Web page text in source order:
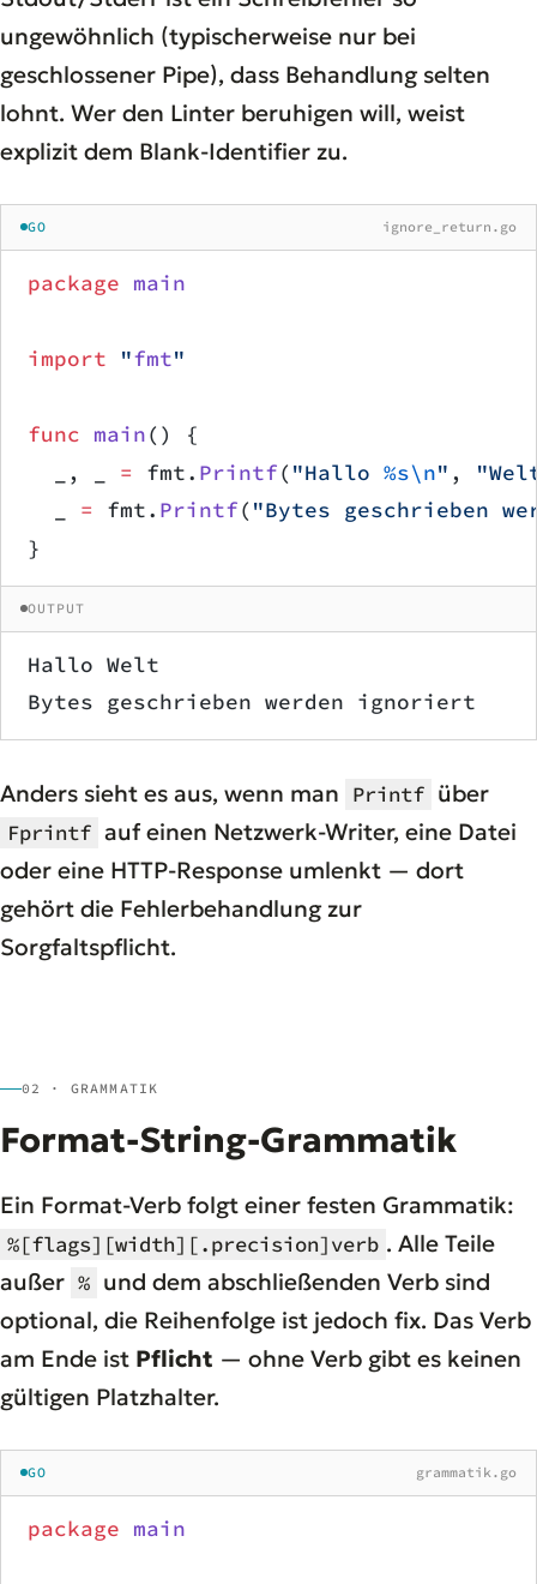
ungewöhnlich (typischerweise nur bei
geschlossener Pipe), dass Behandlung selten
lohnt. Wer den Linter beruhigen will, weist
explizit dem Blank-Identifier zu.
GO ignore_return.go
package main
import "fmt"
func main() {
	_, _
= fmt. Printf( "Hallo %s\n" ,
= fmt. Printf( "Bytes geschrieben
}
OUTPUT
Hallo Welt
Bytes geschrieben werden ignoriert
Anders sieht es aus, wenn man Printf über
Fprintf auf einen Netzwerk-Writer, eine Datei
oder eine HTTP-Response umlenkt — dort
gehört die Fehlerbehandlung zur
Sorgfaltspflicht.
02 · GRAMMATIK
Format-String-Grammatik
Ein Format-Verb folgt einer festen Grammatik:
%[flags][width][.precision]verb . Alle Teile
außer % und dem abschließenden Verb sind
optional, die Reihenfolge ist jedoch fix. Das Verb
am Ende ist Pflicht — ohne Verb gibt es keinen
gültigen Platzhalter.
GO grammatik.go
package main